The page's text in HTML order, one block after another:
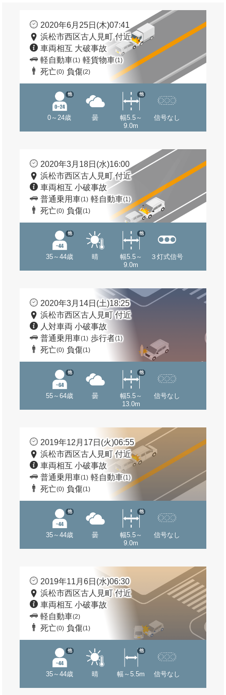
2020年6月25日(木)07:41
浜松市西区古人見町 付近
車両相互 大破事故
軽自動車(1) 軽貨物車(1)
死亡(0) 負傷(2)
0～24歳
他
曇
幅5.5～
9.0m
他
信号なし
2020年3月18日(水)16:00
浜松市西区古人見町 付近
車両相互 小破事故
普通乗用車(1) 軽自動車(1)
死亡(0) 負傷(1)
35～44歳
他
晴
幅5.5～
9.0m
他
３灯式信号
2020年3月14日(土)18:25
浜松市西区古人見町 付近
人対車両 小破事故
普通乗用車(1) 歩行者(1)
死亡(0) 負傷(1)
55～64歳
他
曇
幅5.5～
13.0m
他
信号なし
2019年12月17日(火)06:55
浜松市西区古人見町 付近
車両相互 小破事故
普通乗用車(1) 軽自動車(1)
死亡(0) 負傷(1)
35～44歳
他
曇
幅5.5～
9.0m
他
信号なし
2019年11月6日(水)06:30
浜松市西区古人見町 付近
車両相互 小破事故
軽自動車(2)
死亡(0) 負傷(1)
35～44歳
他
晴 幅～5.5m
他
信号なし